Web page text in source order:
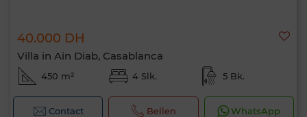
40.000 DH
Villa in Ain Diab, Casablanca
450 m² 4 Slk. 5 Bk.
Contact Bellen WhatsApp